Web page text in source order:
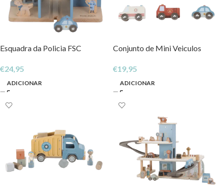
Esquadra da Policia FSC
€24,95
ADICIONAR
Conjunto de Mini Veiculos
€19,95
ADICIONAR